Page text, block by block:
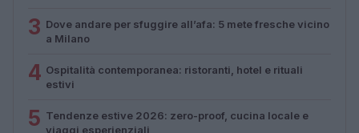
3 Dove andare per sfuggire all’afa: 5 mete fresche vicino
a Milano
4 Ospitalità contemporanea: ristoranti, hotel e rituali
estivi
5 Tendenze estive 2026: zero-proof, cucina locale e
viaggi esperienziali